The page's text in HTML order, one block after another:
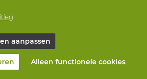
aanpassen
Alleen functionele cookies